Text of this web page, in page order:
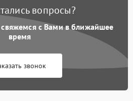
вопросы?
свяжемся с Вами в ближайшее
время
звонок